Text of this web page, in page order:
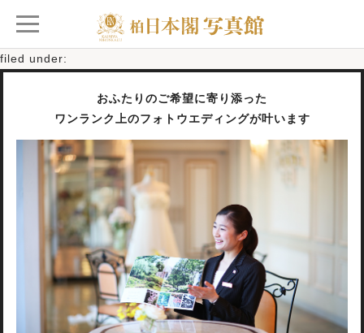
Posted 2023年9月27日 by 柏日本閣ご担当者
filed under:
おふたりのご希望に寄り添った
ワンランク上のフォトウエディングが叶います